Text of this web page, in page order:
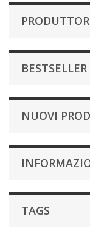
BESTSELLER
NUOVI
TAGS